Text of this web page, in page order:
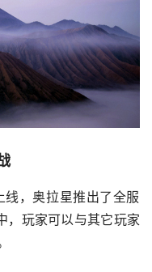
，玩家可以与其它玩家